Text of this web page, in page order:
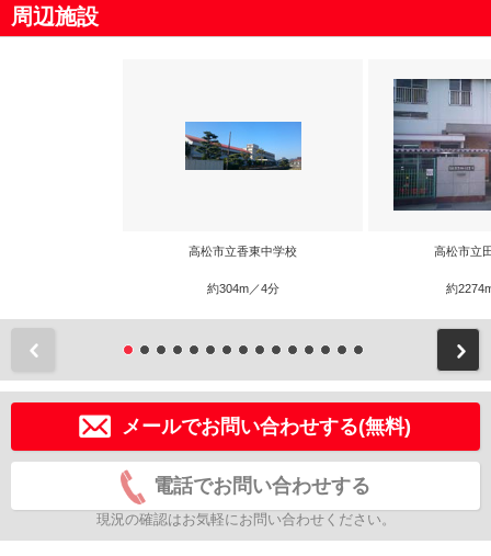
周辺施設
高松市立香東中学校
約304m／4分
高松市立
約
メールでお問い合わせする(無料)
電話でお問い合わせする
現況の確認はお気軽にお問い合わせください。